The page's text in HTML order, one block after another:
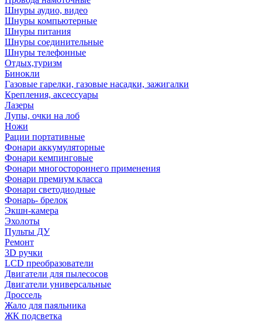
Шнуры аудио, видео
Шнуры компьютерные
Шнуры питания
Шнуры соединительные
Шнуры телефонные
Отдых,туризм
Бинокли
Газовые гарелки, газовые насадки, зажигалки
Крепления, аксессуары
Лазеры
Лупы, очки на лоб
Ножи
Рации портативные
Фонари аккумуляторные
Фонари кемпинговые
Фонари многостороннего применения
Фонари премиум класса
Фонари светодиодные
Фонарь- брелок
Экшн-камера
Эхолоты
Пульты ДУ
Ремонт
3D ручки
LCD преобразователи
Двигатели для пылесосов
Двигатели универсальные
Дроссель
Жало для паяльника
ЖК подсветка